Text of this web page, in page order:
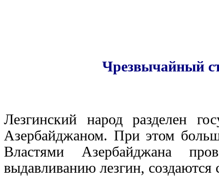
Чрезвычайный
Лезгинский народ разделен
Азербайджаном. При этом
Властями Азербайджана
выдавливанию лезгин,